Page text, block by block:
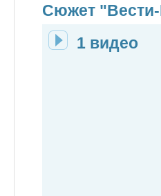
Сюжет
1 видео